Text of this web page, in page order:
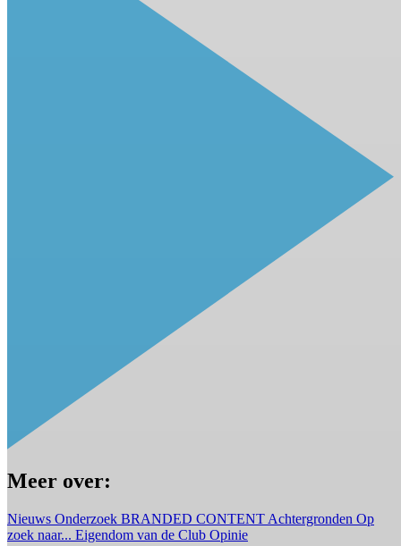
Meer over:
Nieuws Onderzoek BRANDED CONTENT Achtergronden Op
zoek naar... Eigendom van de Club Opinie